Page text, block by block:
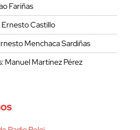
Fariñas
Castillo
Menchaca Sardiñas
Manuel Martínez Pérez